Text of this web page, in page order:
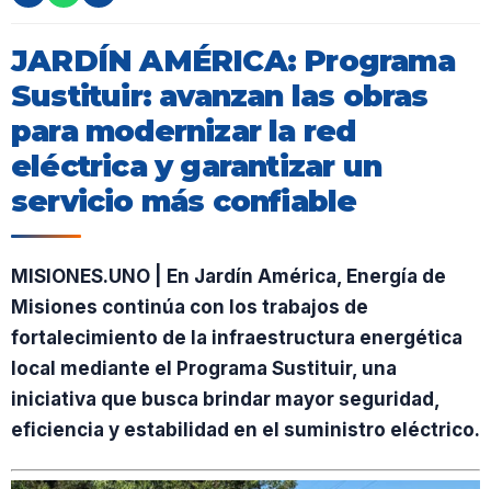
JARDÍN AMÉRICA: Programa
Sustituir: avanzan las obras
para modernizar la red
eléctrica y garantizar un
servicio más confiable
MISIONES.UNO | En Jardín América, Energía de
Misiones continúa con los trabajos de
fortalecimiento de la infraestructura energética
local mediante el Programa Sustituir, una
iniciativa que busca brindar mayor seguridad,
eficiencia y estabilidad en el suministro eléctrico.